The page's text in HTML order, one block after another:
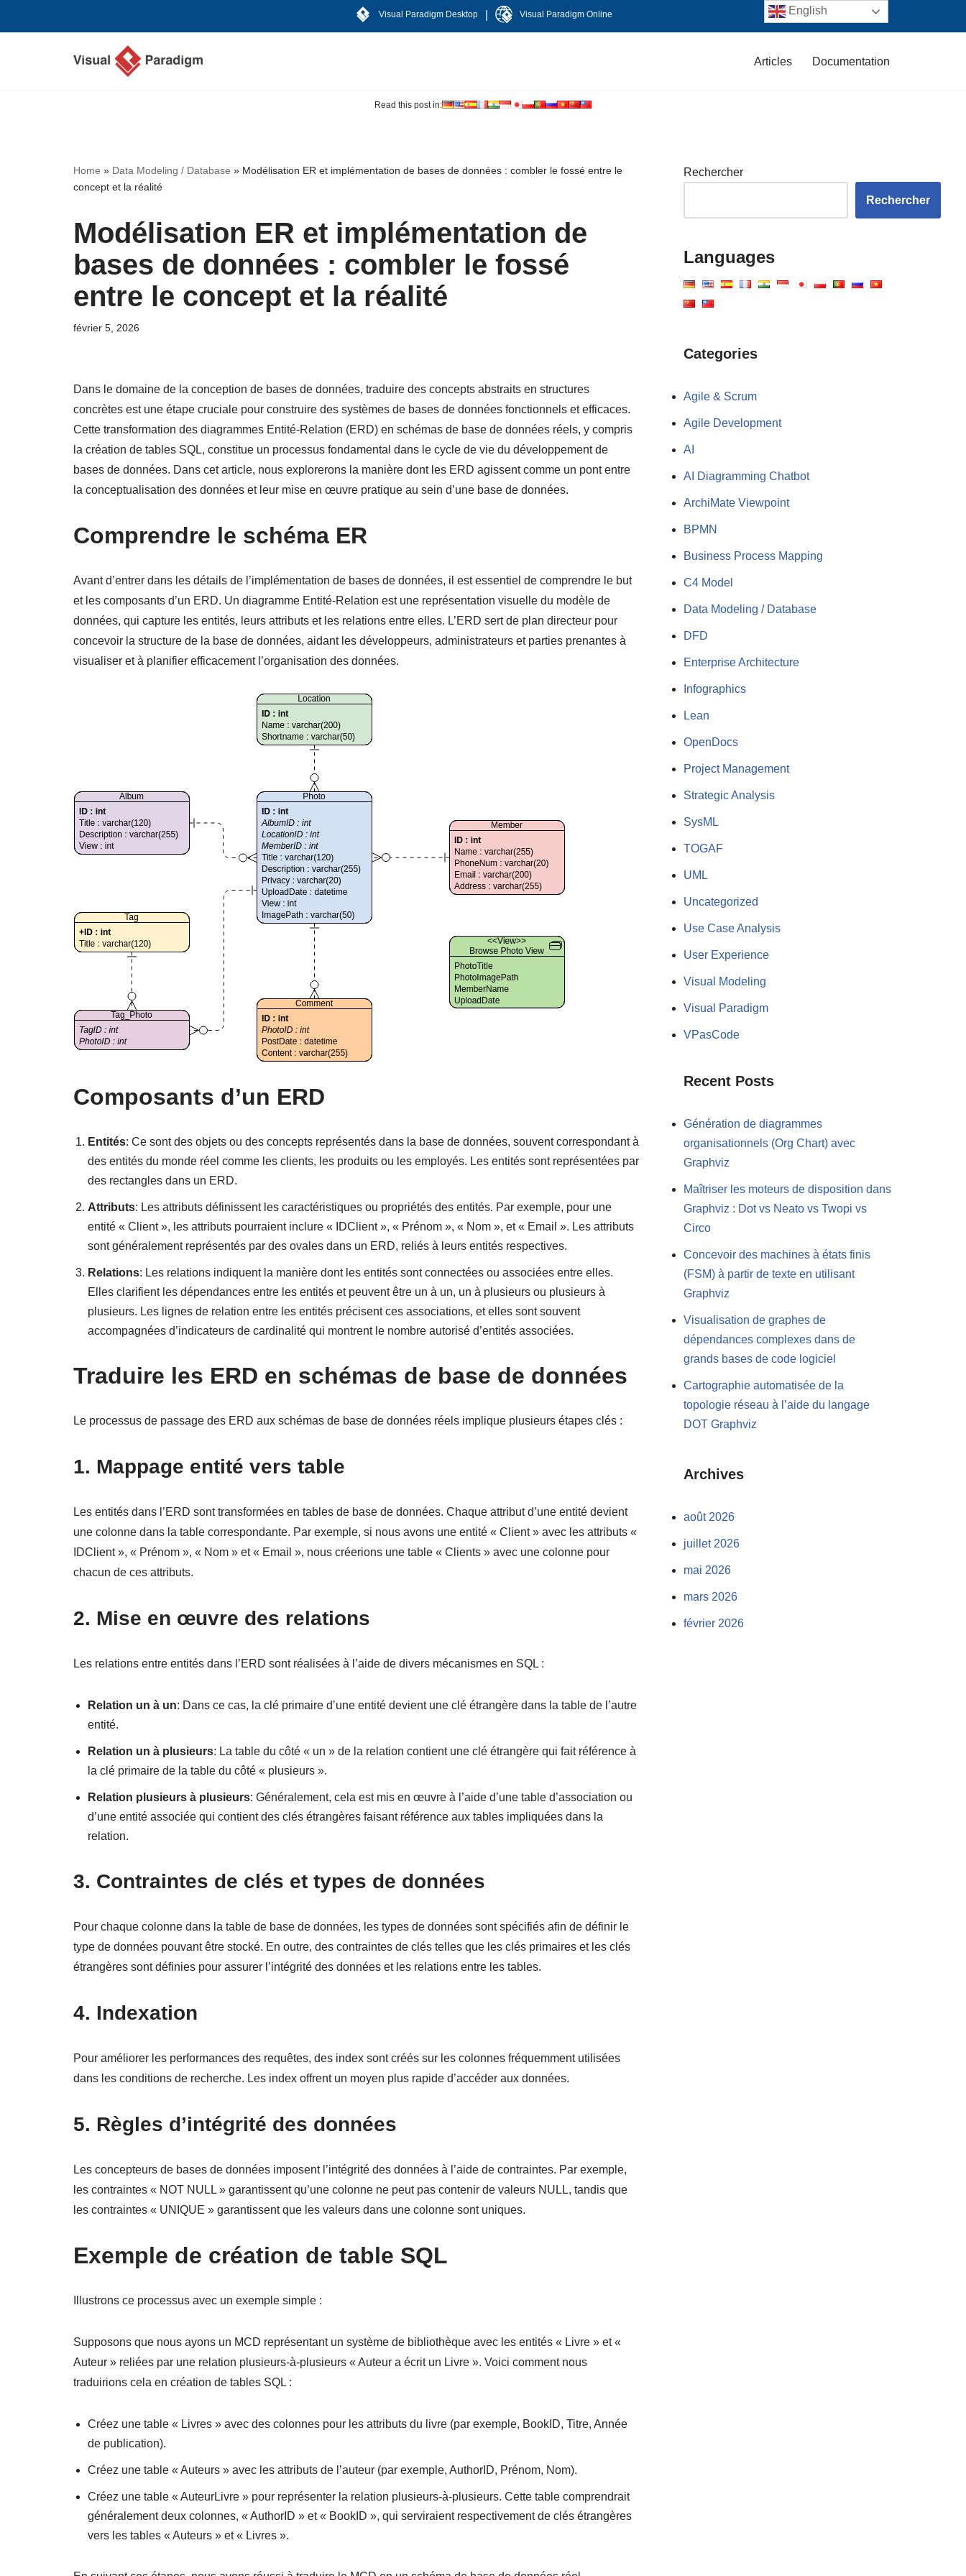
Visual Paradigm Desktop Visual Paradigm Online
Articles Documentation
Read this post in:
Home » Data Modeling / Database » Modélisation ER et implémentation de bases de données : combler le fossé entre le
concept et la réalité
Modélisation ER et implémentation de
bases de données : combler le fossé
entre le concept et la réalité
février 5, 2026
Dans le domaine de la conception de bases de données, traduire des concepts abstraits en structures
concrètes est une étape cruciale pour construire des systèmes de bases de données fonctionnels et efficaces.
Cette transformation des diagrammes Entité-Relation (ERD) en schémas de base de données réels, y compris
la création de tables SQL, constitue un processus fondamental dans le cycle de vie du développement de
bases de données. Dans cet article, nous explorerons la manière dont les ERD agissent comme un pont entre
la conceptualisation des données et leur mise en œuvre pratique au sein d’une base de données.
Comprendre le schéma ER
Avant d’entrer dans les détails de l’implémentation de bases de données, il est essentiel de comprendre le but
et les composants d’un ERD. Un diagramme Entité-Relation est une représentation visuelle du modèle de
données, qui capture les entités, leurs attributs et les relations entre elles. L’ERD sert de plan directeur pour
concevoir la structure de la base de données, aidant les développeurs, administrateurs et parties prenantes à
visualiser et à planifier efficacement l’organisation des données.
Composants d’un ERD
Entités: Ce sont des objets ou des concepts représentés dans la base de données, souvent correspondant à
des entités du monde réel comme les clients, les produits ou les employés. Les entités sont représentées par
des rectangles dans un ERD.
Attributs: Les attributs définissent les caractéristiques ou propriétés des entités. Par exemple, pour une
entité « Client », les attributs pourraient inclure « IDClient », « Prénom », « Nom », et « Email ». Les attributs
sont généralement représentés par des ovales dans un ERD, reliés à leurs entités respectives.
Relations: Les relations indiquent la manière dont les entités sont connectées ou associées entre elles.
Elles clarifient les dépendances entre les entités et peuvent être un à un, un à plusieurs ou plusieurs à
plusieurs. Les lignes de relation entre les entités précisent ces associations, et elles sont souvent
accompagnées d’indicateurs de cardinalité qui montrent le nombre autorisé d’entités associées.
Traduire les ERD en schémas de base de données
Le processus de passage des ERD aux schémas de base de données réels implique plusieurs étapes clés :
1. Mappage entité vers table
Les entités dans l’ERD sont transformées en tables de base de données. Chaque attribut d’une entité devient
une colonne dans la table correspondante. Par exemple, si nous avons une entité « Client » avec les attributs «
IDClient », « Prénom », « Nom » et « Email », nous créerions une table « Clients » avec une colonne pour
chacun de ces attributs.
2. Mise en œuvre des relations
Les relations entre entités dans l’ERD sont réalisées à l’aide de divers mécanismes en SQL :
Relation un à un: Dans ce cas, la clé primaire d’une entité devient une clé étrangère dans la table de l’autre
entité.
Relation un à plusieurs: La table du côté « un » de la relation contient une clé étrangère qui fait référence à
la clé primaire de la table du côté « plusieurs ».
Relation plusieurs à plusieurs: Généralement, cela est mis en œuvre à l’aide d’une table d’association ou
d’une entité associée qui contient des clés étrangères faisant référence aux tables impliquées dans la
relation.
3. Contraintes de clés et types de données
Pour chaque colonne dans la table de base de données, les types de données sont spécifiés afin de définir le
type de données pouvant être stocké. En outre, des contraintes de clés telles que les clés primaires et les clés
étrangères sont définies pour assurer l’intégrité des données et les relations entre les tables.
4. Indexation
Pour améliorer les performances des requêtes, des index sont créés sur les colonnes fréquemment utilisées
dans les conditions de recherche. Les index offrent un moyen plus rapide d’accéder aux données.
5. Règles d’intégrité des données
Les concepteurs de bases de données imposent l’intégrité des données à l’aide de contraintes. Par exemple,
les contraintes « NOT NULL » garantissent qu’une colonne ne peut pas contenir de valeurs NULL, tandis que
les contraintes « UNIQUE » garantissent que les valeurs dans une colonne sont uniques.
Exemple de création de table SQL
Illustrons ce processus avec un exemple simple :
Supposons que nous ayons un MCD représentant un système de bibliothèque avec les entités « Livre » et «
Auteur » reliées par une relation plusieurs-à-plusieurs « Auteur a écrit un Livre ». Voici comment nous
traduirions cela en création de tables SQL :
Créez une table « Livres » avec des colonnes pour les attributs du livre (par exemple, BookID, Titre, Année
de publication).
Créez une table « Auteurs » avec les attributs de l’auteur (par exemple, AuthorID, Prénom, Nom).
Créez une table « AuteurLivre » pour représenter la relation plusieurs-à-plusieurs. Cette table comprendrait
généralement deux colonnes, « AuthorID » et « BookID », qui serviraient respectivement de clés étrangères
vers les tables « Auteurs » et « Livres ».
Rechercher
Rechercher
Languages
Categories
Agile & Scrum
Agile Development
AI
AI Diagramming Chatbot
ArchiMate Viewpoint
BPMN
Business Process Mapping
C4 Model
Data Modeling / Database
DFD
Enterprise Architecture
Infographics
Lean
OpenDocs
Project Management
Strategic Analysis
SysML
TOGAF
UML
Uncategorized
Use Case Analysis
User Experience
Visual Modeling
Visual Paradigm
VPasCode
Recent Posts
Génération de diagrammes
organisationnels (Org Chart) avec
Graphviz
Maîtriser les moteurs de disposition dans
Graphviz : Dot vs Neato vs Twopi vs
Circo
Concevoir des machines à états finis
(FSM) à partir de texte en utilisant
Graphviz
Visualisation de graphes de
dépendances complexes dans de
grands bases de code logiciel
Cartographie automatisée de la
topologie réseau à l’aide du langage
DOT Graphviz
Archives
août 2026
juillet 2026
mai 2026
mars 2026
février 2026
English